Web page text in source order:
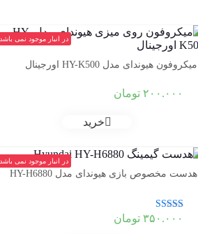
در انبار موجود نمی باشد
میکروفون هیوندای مدل HY-K500 اورجینال
۲۰۰.۰۰۰ تومان
خرید
در انبار موجود نمی باشد
هدست مخصوص بازی هیوندای مدل HY-H6880
نمره
۳۵۰.۰۰۰ تومان